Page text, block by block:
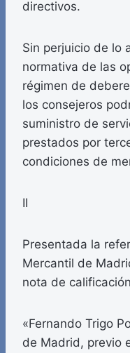
directivos.
Sin perjuicio de lo
normativa de las
régimen de
los consejeros
suministro de
prestados por
condiciones de
II
Presentada la
Mercantil de
nota de
«Fernando Trigo
de Madrid, previo